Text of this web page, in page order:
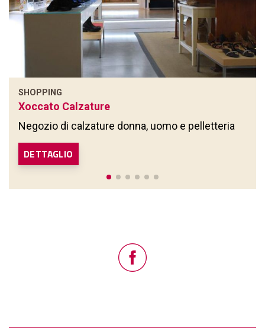
SHOPPING
Xoccato Calzature
Negozio di calzature donna, uomo e pelletteria
DETTAGLIO